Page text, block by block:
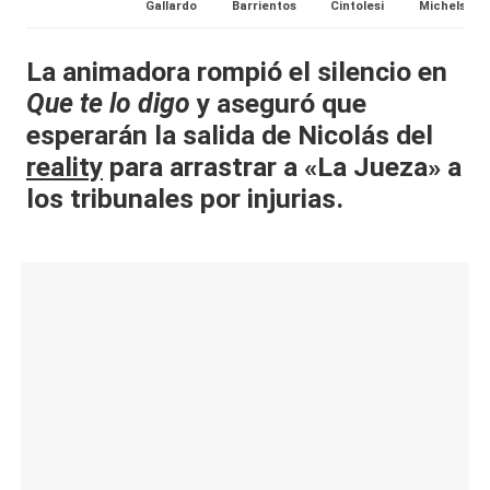
it
y
s,
T
Gallardo
Barrientos
Cintolesi
Michelson
La animadora rompió el silencio en
Que te lo digo y aseguró que
esperarán la salida de Nicolás del
reality para arrastrar a «La Jueza» a
los tribunales por injurias.